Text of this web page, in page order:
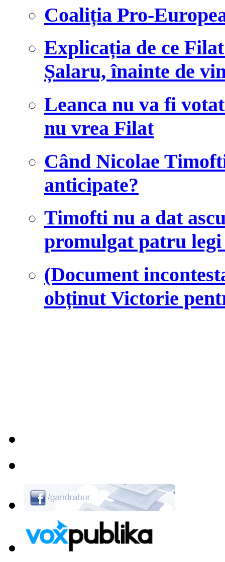
Coaliția Pro-
Explicația de ce
Șalaru, înainte de
Leanca nu va fi
nu vrea Filat
Când Nicolae
anticipate?
Timofti nu a dat
promulgat patru
(Document
obținut Victorie